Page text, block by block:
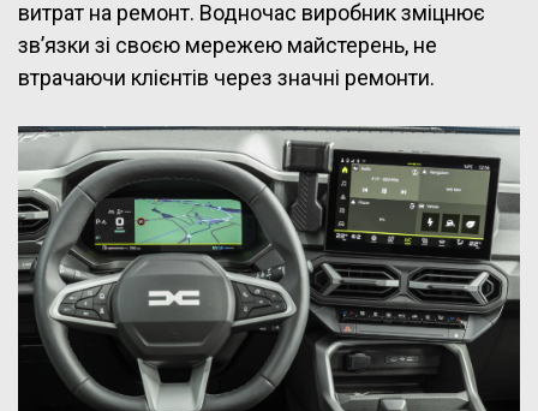
витрат на ремонт. Водночас виробник зміцнює
зв’язки зі своєю мережею майстерень, не
втрачаючи клієнтів через значні ремонти.